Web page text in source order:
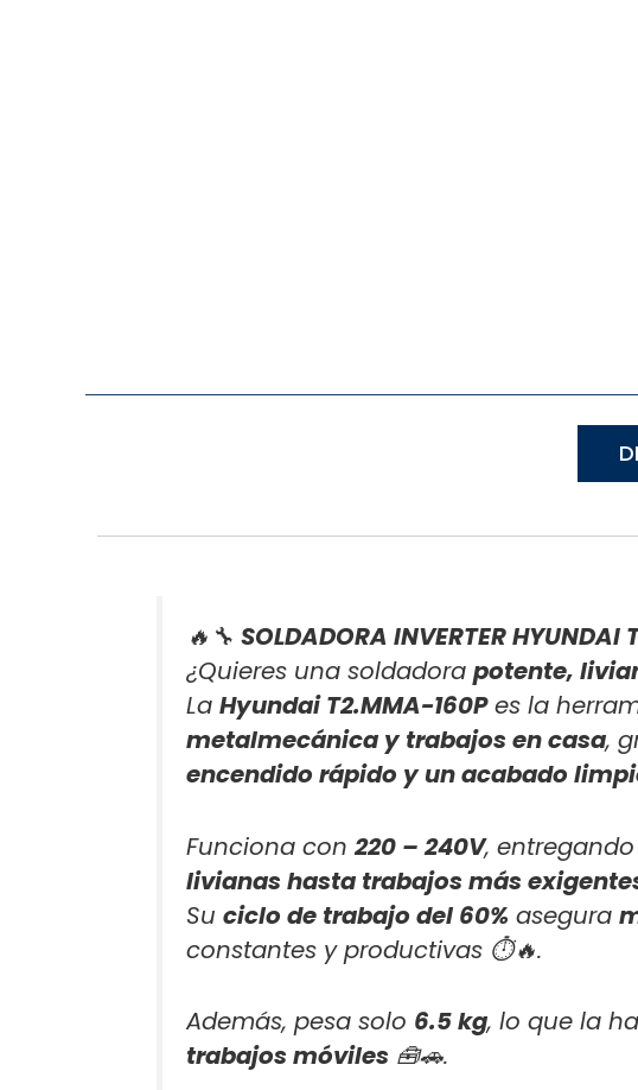
🔥🔧 SOLDADORA INVERTER
¿Quieres una soldadora potente,
La Hyundai T2.MMA-160Pes la
metalmecánica y trabajos en casa,
encendido rápido y un acabado
Funciona con 220 – 240V,
livianas hasta trabajos más
Su ciclo de trabajo del 60% asegura
constantes y productivas ⏱️🔥.
Además, pesa solo 6.5 kg, lo que la
trabajos móviles 🧰🚗.